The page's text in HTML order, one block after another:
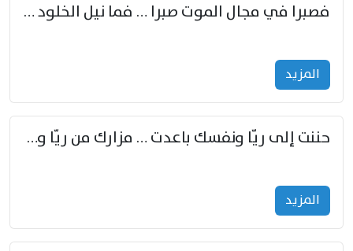
فصبرا في مجال الموت صبرا … فما نيل الخلود بمستطاع
المزید
حننت إلى ريّا ونفسك باعدت … مزارك من ريّا وشعباكما معا
المزید